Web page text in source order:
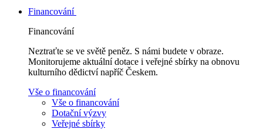
Financování
Financování
Neztraťte se ve světě peněz. S námi budete v obraze.
Monitorujeme aktuální dotace i veřejné sbírky na obnovu
kulturního dědictví napříč Českem.
Vše o financování
Vše o financování
Dotační výzvy
Veřejné sbírky